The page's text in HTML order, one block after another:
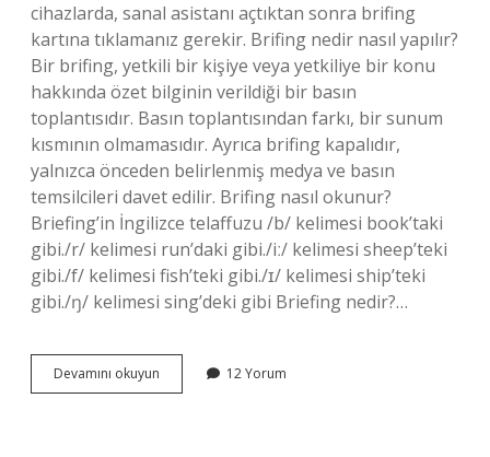
cihazlarda, sanal asistanı açtıktan sonra brifing
kartına tıklamanız gerekir. Brifing nedir nasıl yapılır?
Bir brifing, yetkili bir kişiye veya yetkiliye bir konu
hakkında özet bilginin verildiği bir basın
toplantısıdır. Basın toplantısından farkı, bir sunum
kısmının olmamasıdır. Ayrıca brifing kapalıdır,
yalnızca önceden belirlenmiş medya ve basın
temsilcileri davet edilir. Brifing nasıl okunur?
Briefing’in İngilizce telaffuzu /b/ kelimesi book’taki
gibi./r/ kelimesi run’daki gibi./iː/ kelimesi sheep’teki
gibi./f/ kelimesi fish’teki gibi./ɪ/ kelimesi ship’teki
gibi./ŋ/ kelimesi sing’deki gibi Briefing nedir?…
Devamını okuyun
Nasıl
12 Yorum